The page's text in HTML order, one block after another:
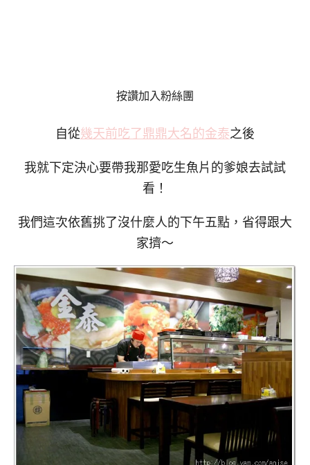
按讚加入粉絲團
自從幾天前吃了鼎鼎大名的金泰之後
我就下定決心要帶我那愛吃生魚片的爹娘去試試
看！
我們這次依舊挑了沒什麼人的下午五點，省得跟大
家擠～